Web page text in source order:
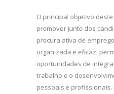
O principal objetivo
promover junto dos
procura ativa de
organizada e eficaz,
oportunidades de
trabalho e o
pessoais e profissionais.